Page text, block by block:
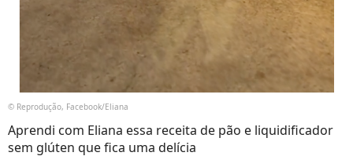
© Reprodução, Facebook/Eliana
Aprendi com Eliana essa receita de pão e liquidificador
sem glúten que fica uma delícia